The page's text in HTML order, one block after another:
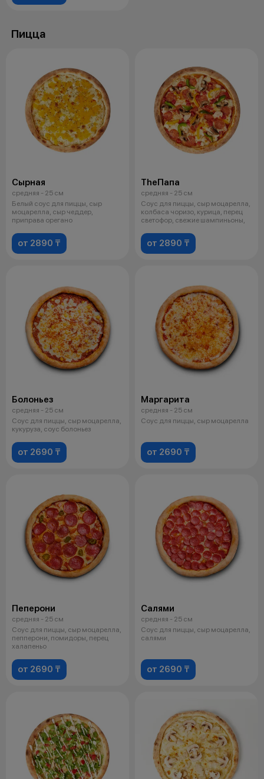
Пицца
Сырная
средняя - 25 см
Белый соус для пиццы, сыр
моцарелла, сыр чеддер,
приправа орегано
от 2890 ₸
TheПапа
средняя - 25 см
Соус для пиццы, сыр моцарелла,
колбаса чоризо, курица, перец
светофор, свежие шампиньоны,
от 2890 ₸
Болоньез
средняя - 25 см
Соус для пиццы, сыр моцарелла,
кукуруза, соус болоньез
от 2690 ₸
Маргарита
средняя - 25 см
Соус для пиццы, сыр моцарелла
от 2690 ₸
Пеперони
средняя - 25 см
Соус для пиццы, сыр моцарелла,
пепперони, помидоры, перец
халапеньо
от 2690 ₸
Салями
средняя - 25 см
Соус для пиццы, сыр моцарелла,
салями
от 2690 ₸